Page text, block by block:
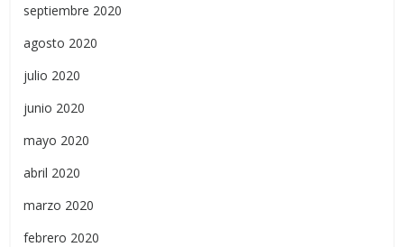
septiembre 2020
agosto 2020
julio 2020
junio 2020
mayo 2020
abril 2020
marzo 2020
febrero 2020